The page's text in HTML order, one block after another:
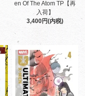
en Of The Atom TP【再
入荷】
3,400円(内税)